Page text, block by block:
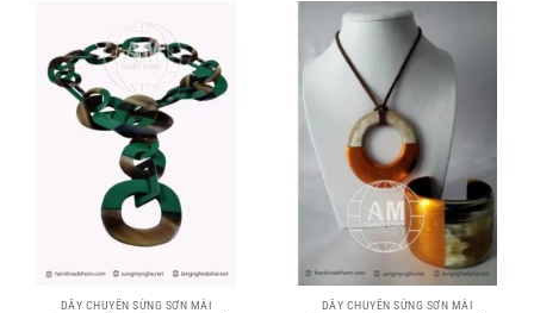
DÂY CHUYỀN SỪNG SƠN MÀI DÂY CHUYỀN SỪNG SƠN MÀI